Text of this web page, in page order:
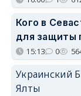
Кого в
для защиты
15:13 0
Украинский
Ялты